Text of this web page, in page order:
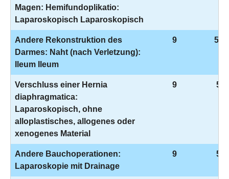
Magen: Hemifundoplikatio:
Laparoskopisch Laparoskopisch
Andere Rekonstruktion des
Darmes: Naht (nach Verletzung):
Ileum Ileum
9 5-
Verschluss einer Hernia
diaphragmatica:
Laparoskopisch, ohne
alloplastisches, allogenes oder
xenogenes Material
9 5-
Andere Bauchoperationen:
Laparoskopie mit Drainage
9 5-